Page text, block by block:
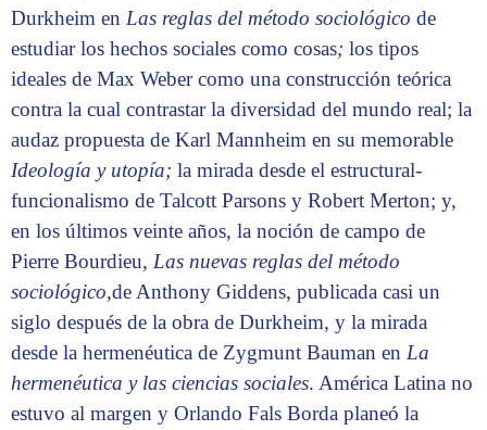
Durkheim en Las reglas del método sociológico de
estudiar los hechos sociales como cosas; los tipos
ideales de Max Weber como una construcción teórica
contra la cual contrastar la diversidad del mundo real; la
audaz propuesta de Karl Mannheim en su memorable
Ideología y utopía; la mirada desde el estructural-
funcionalismo de Talcott Parsons y Robert Merton; y,
en los últimos veinte años, la noción de campo de
Pierre Bourdieu, Las nuevas reglas del método
sociológico,de Anthony Giddens, publicada casi un
siglo después de la obra de Durkheim, y la mirada
desde la hermenéutica de Zygmunt Bauman en La
hermenéutica y las ciencias sociales. América Latina no
estuvo al margen y Orlando Fals Borda planeó la